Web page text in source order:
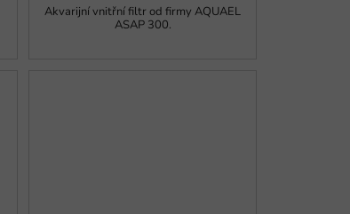
Akvarijní vnitřní filtr od firmy AQUAEL
ASAP 300.